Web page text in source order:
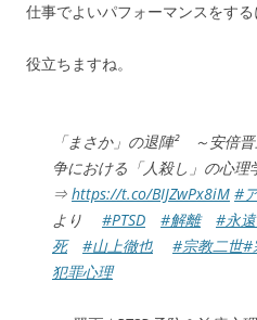
仕事でよいパフォーマンスをする
役立ちますね。
「まさか」の退陣² ～安倍
争における「人殺し」の心理
⇒ https://t.co/BIJZwPx8iM #
より #PTSD #解離 #永
死
#山上徹也 #宗教二世#
犯罪心理